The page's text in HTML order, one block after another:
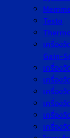
Testo
เครื่อง
Gain-
เครื่อง
เครื่อง
เครื่อง
เครื่อง
เครื่อง
เครื่อง